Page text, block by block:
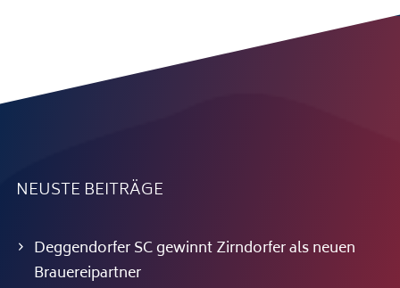
NEUSTE BEITRÄGE
Deggendorfer SC gewinnt Zirndorfer als neuen
Brauereipartner